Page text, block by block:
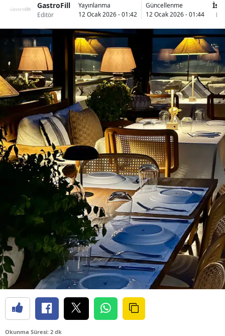
GastroFill
Editör
Yayınlanma
12 Ocak 2026 - 01:42
Güncellenme
12 Ocak 2026 - 01:44
Okunma Süresi: 2 dk